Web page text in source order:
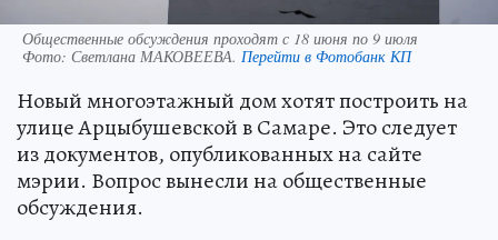
Общественные обсуждения проходят с 18 июня по 9 июля
Фото: Светлана МАКОВЕЕВА. Перейти в Фотобанк КП
Новый многоэтажный дом хотят построить на
улице Арцыбушевской в Самаре. Это следует
из документов, опубликованных на сайте
мэрии. Вопрос вынесли на общественные
обсуждения.